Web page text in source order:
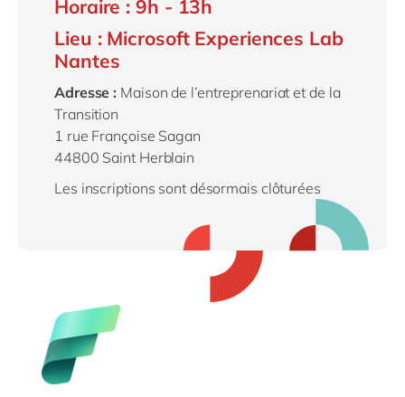
Horaire : 9h - 13h
Lieu : Microsoft Experiences Lab
Nantes
Adresse : Maison de l’entreprenariat et de la
Transition
1 rue Françoise Sagan
44800 Saint Herblain
Les inscriptions sont désormais clôturées